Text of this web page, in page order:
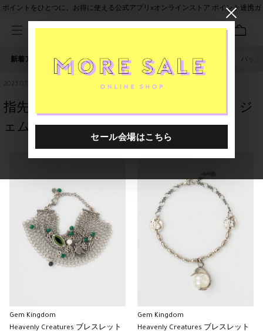
ポイントをひとつに。お得に使える公式アプリ×オンラインストア ポイント連携ガ
新着アイテム 人気ワード セール 40th限定 ピアス バッグ
2023.07.20
指先の感覚☆二子玉川【GEM KINGDOM ジ
ェム・キングダム】
Gem Kingdom
Heavenly Creatures ブレスレット
Gem Kingdom
Heavenly Creatures ブレスレット